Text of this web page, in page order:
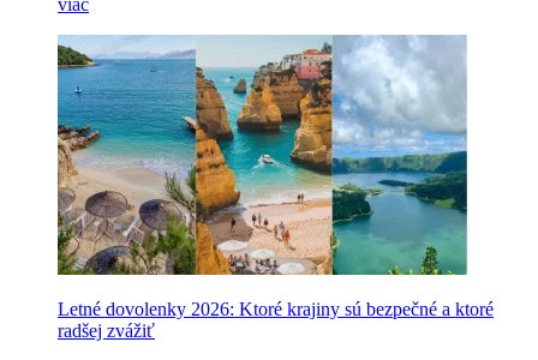
viac
Letné dovolenky 2026: Ktoré krajiny sú bezpečné a ktoré
radšej zvážiť